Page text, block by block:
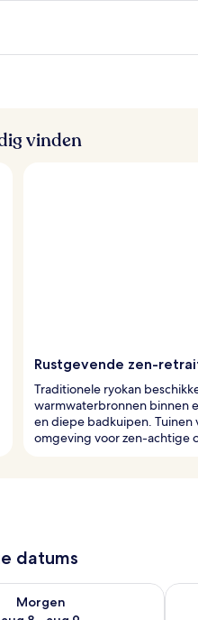
vinden
Rustgevende zen-
Traditionele ryokan
warmwaterbronnen binnen
en diepe badkuipen. Tuinen
omgeving voor zen-achtige
datums
- aug 8
Morgen
controleren voor De